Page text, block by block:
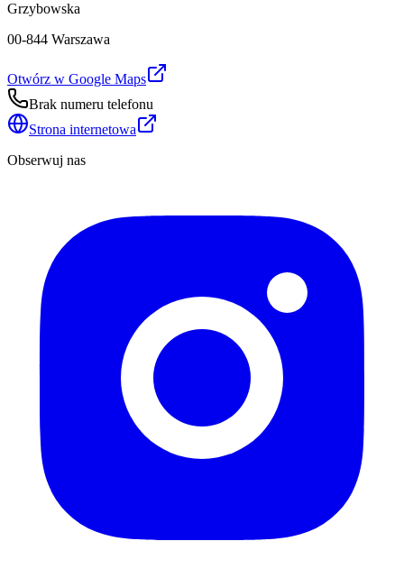
Grzybowska
00-844 Warszawa
Otwórz w Google Maps
Brak numeru telefonu
Strona internetowa
Obserwuj nas